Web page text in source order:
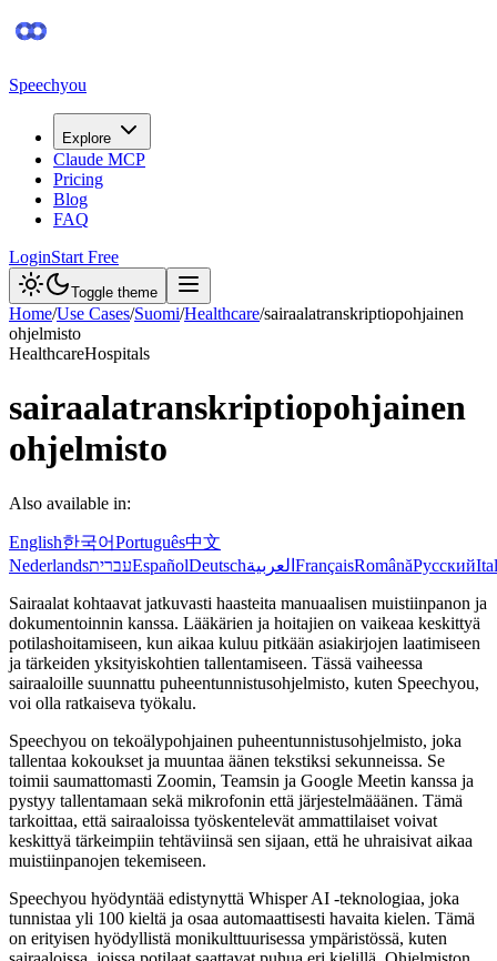
Speechyou
Explore
Claude MCP
Pricing
Blog
FAQ
LoginStart Free
Toggle theme
Home/Use Cases/Suomi/Healthcare/sairaalatranskriptiopohjainen
ohjelmisto
HealthcareHospitals
sairaalatranskriptiopohjainen
ohjelmisto
Also available in:
English한국어Português中文
NederlandsעבריתEspañolDeutschالعربية FrançaisRomânăРусский
Sairaalat kohtaavat jatkuvasti haasteita manuaalisen muistiinpanon ja
dokumentoinnin kanssa. Lääkärien ja hoitajien on vaikeaa keskittyä
potilashoitamiseen, kun aikaa kuluu pitkään asiakirjojen laatimiseen
ja tärkeiden yksityiskohtien tallentamiseen. Tässä vaiheessa
sairaaloille suunnattu puheentunnistusohjelmisto, kuten Speechyou,
voi olla ratkaiseva työkalu.
Speechyou on tekoälypohjainen puheentunnistusohjelmisto, joka
tallentaa kokoukset ja muuntaa äänen tekstiksi sekunneissa. Se
toimii saumattomasti Zoomin, Teamsin ja Google Meetin kanssa ja
pystyy tallentamaan sekä mikrofonin että järjestelmääänen. Tämä
tarkoittaa, että sairaaloissa työskentelevät ammattilaiset voivat
keskittyä tärkeimpiin tehtäviinsä sen sijaan, että he uhraisivat aikaa
muistiinpanojen tekemiseen.
Speechyou hyödyntää edistynyttä Whisper AI -teknologiaa, joka
tunnistaa yli 100 kieltä ja osaa automaattisesti havaita kielen. Tämä
on erityisen hyödyllistä monikulttuurisessa ympäristössä, kuten